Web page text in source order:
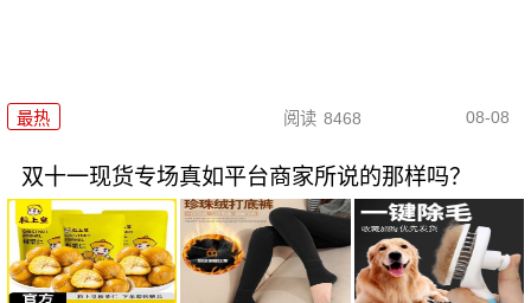
最热 阅读 8468 08-08
双十一现货专场真如平台商家所说的那样吗？